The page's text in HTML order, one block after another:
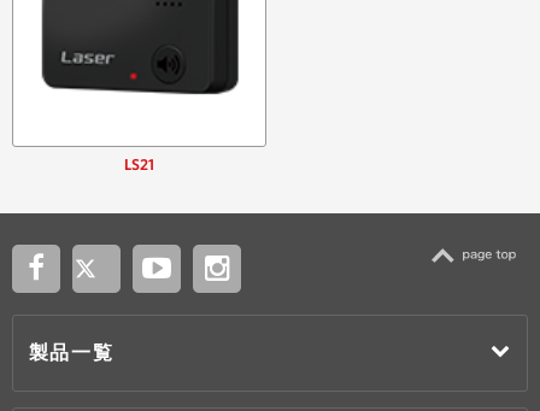
LS21
製品一覧